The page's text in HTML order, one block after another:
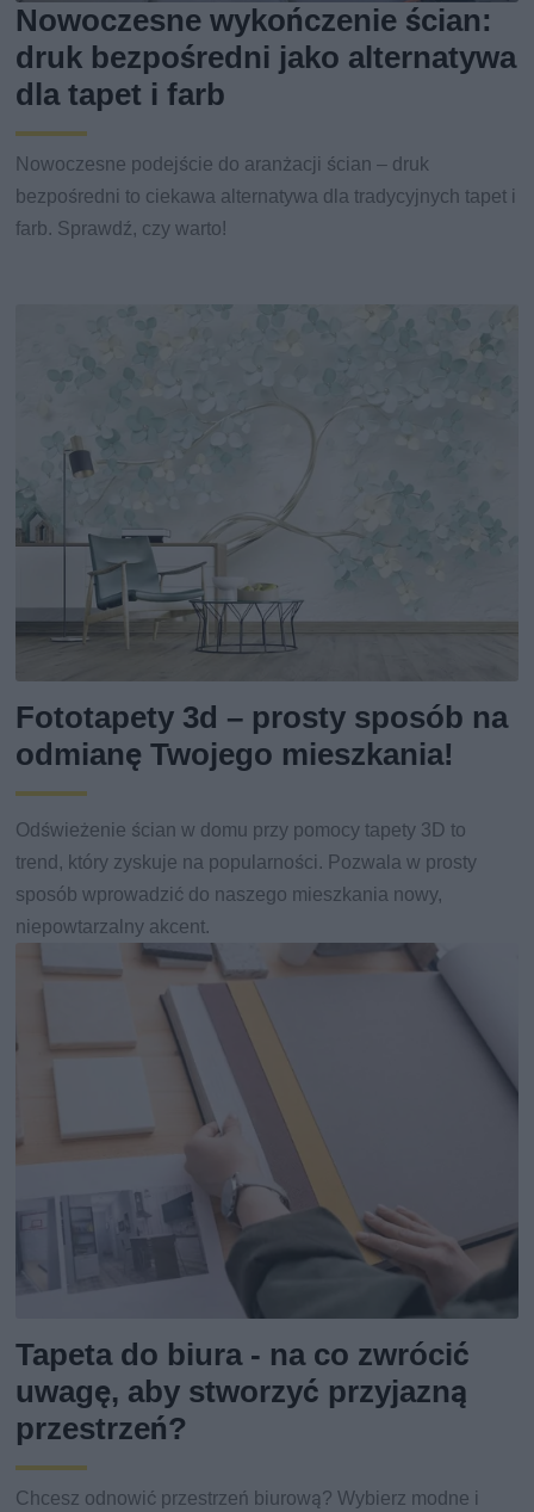
Nowoczesne wykończenie ścian:
druk bezpośredni jako alternatywa
dla tapet i farb
Nowoczesne podejście do aranżacji ścian – druk
bezpośredni to ciekawa alternatywa dla tradycyjnych tapet i
farb. Sprawdź, czy warto!
Fototapety 3d – prosty sposób na
odmianę Twojego mieszkania!
Odświeżenie ścian w domu przy pomocy tapety 3D to
trend, który zyskuje na popularności. Pozwala w prosty
sposób wprowadzić do naszego mieszkania nowy,
niepowtarzalny akcent.
Tapeta do biura - na co zwrócić
uwagę, aby stworzyć przyjazną
przestrzeń?
Chcesz odnowić przestrzeń biurową? Wybierz modne i